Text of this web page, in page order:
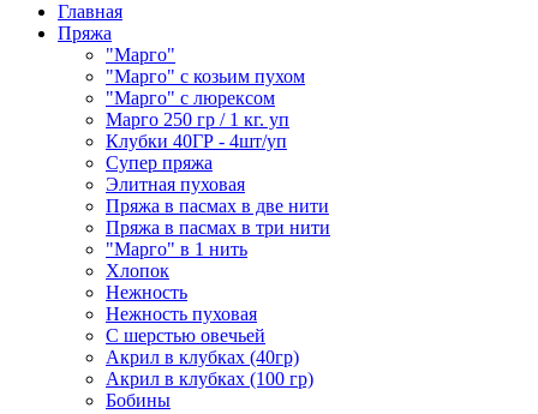
Главная
Пряжа
"Марго"
"Марго" с козьим пухом
"Марго" с люрексом
Марго 250 гр / 1 кг. уп
Клубки 40ГР - 4шт/уп
Cупер пряжа
Элитная пуховая
Пряжа в пасмах в две нити
Пряжа в пасмах в три нити
"Марго" в 1 нить
Хлопок
Нежность
Нежность пуховая
С шерстью овечьей
Акрил в клубках (40гр)
Акрил в клубках (100 гр)
Бобины